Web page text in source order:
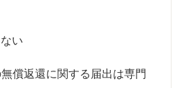
い
償返還に関する届出は専門